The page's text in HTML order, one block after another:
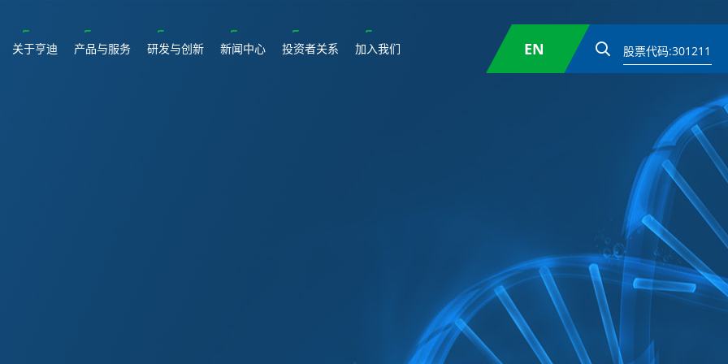
关于亨迪 产品与服务 研发与创新 新闻中心 投资者关系 加入我们 EN